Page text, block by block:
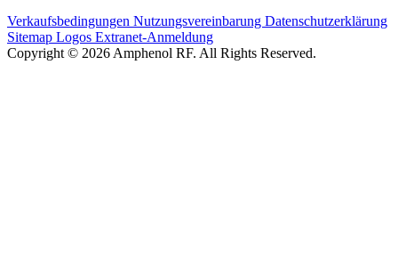
Verkaufsbedingungen Nutzungsvereinbarung Datenschutzerklärung
Sitemap Logos Extranet-Anmeldung
Copyright © 2026 Amphenol RF. All Rights Reserved.